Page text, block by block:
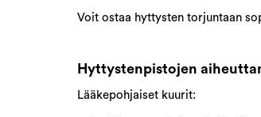
Voit ostaa hyttysten torjuntaan
Hyttystenpistojen
Lääkepohjaiset kuurit: